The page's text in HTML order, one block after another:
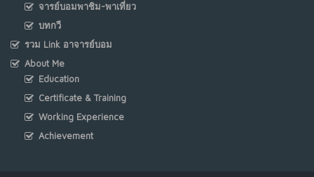
จารย์บอมพาชิม-พาเที่ยว
บทกวี
รวม Link อาจารย์บอม
About Me
Education
Certificate & Training
Working Experience
Achievement